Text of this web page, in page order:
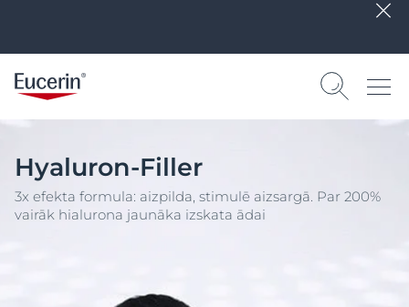
Hyaluron-Filler
3x efekta formula: aizpilda, stimulē aizsargā. Par 200%
vairāk hialurona jaunāka izskata ādai